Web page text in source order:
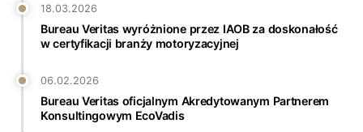
18.03.2026
Bureau Veritas wyróżnione przez IAOB za doskonałość
w certyfikacji branży motoryzacyjnej
06.02.2026
Bureau Veritas oficjalnym Akredytowanym Partnerem
Konsultingowym EcoVadis